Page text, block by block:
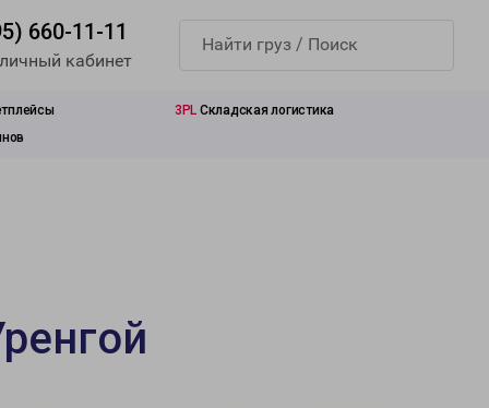
660-11-11
кабинет
3PL Складская логистика